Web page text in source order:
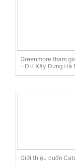
Greenmore tham
– ĐH Xây Dựng Hà
Giới thiệu cuốn